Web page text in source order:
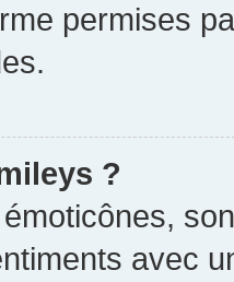
permises
?
avec